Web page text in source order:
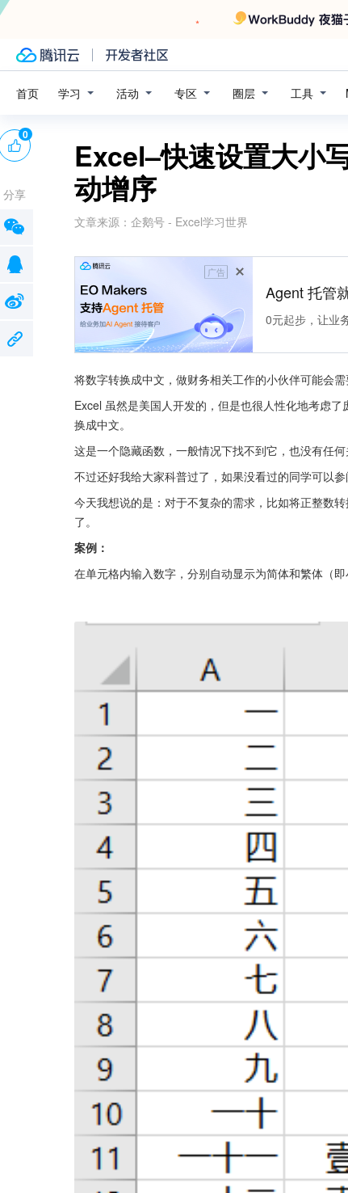
首页 学习 活动 专区 圈层 工具
Excel–快速设置大小
动增序
文章来源： 企鹅号 - Excel学习世界
广告
Agent 托管
0元起步，让业
将数字转换成中文，做财务相关工作的小伙伴可能会需
Excel 虽然是美国人开发的，但是也很人性化地考虑
换成中文。
这是一个隐藏函数，一般情况下找不到它，也没有任何
不过还好我给大家科普过了，如果没看过的同学可以参
今天我想说的是：对于不复杂的需求，比如将正整数
了。
案例：
在单元格内输入数字，分别自动显示为简体和繁体（
0
分享